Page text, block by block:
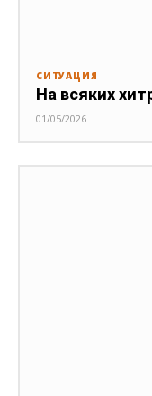
СИТУАЦИЯ
На всяких
01/05/2026